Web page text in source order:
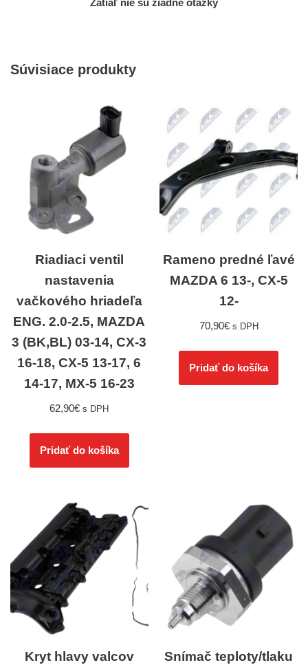
Zatiaľ nie sú žiadne otázky
Súvisiace produkty
Riadiaci ventil
nastavenia
vačkového hriadeľa
ENG. 2.0-2.5, MAZDA
3 (BK,BL) 03-14, CX-3
16-18, CX-5 13-17, 6
14-17, MX-5 16-23
62,90€ s DPH
Pridať do košíka
Rameno predné ľavé
MAZDA 6 13-, CX-5
12-
70,90€ s DPH
Pridať do košíka
Kryt hlavy valcov
Snímač teploty/tlaku